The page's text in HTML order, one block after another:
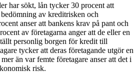
har sökt, lån tycker 30 procent att
av kreditrisken och
anser att bankens krav på pant och
av företagarna anger att de eller en
personlig borgen för kredit till
tycker att deras företagande utgör en
än var femte företagare anser att det i
risk.